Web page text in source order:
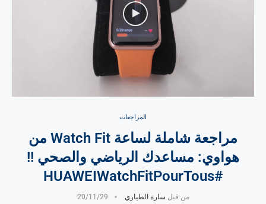
المراجعات
مراجعة شاملة لساعة Watch Fit من
هواوي: مساعدك الرياضي والصحي !!
#HUAWEIWatchFitPourTous
من قبل سارة الطياري 20/11/29